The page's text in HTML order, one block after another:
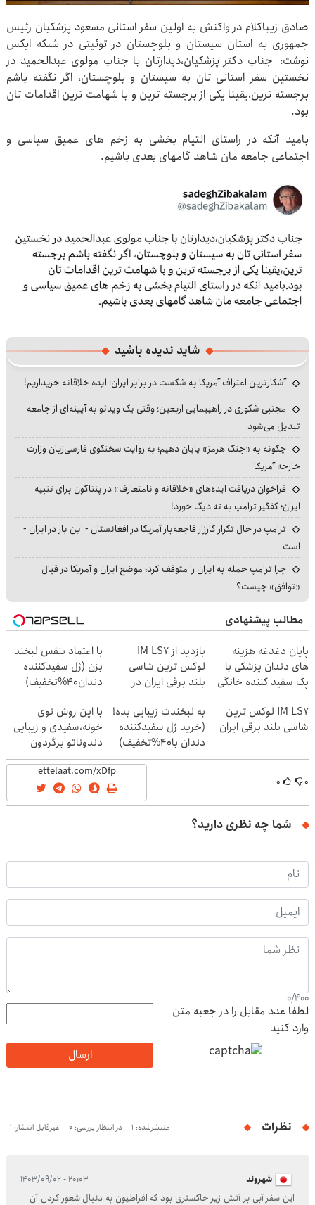
صادق زیباکلام در واکنش به اولین سفر استانی مسعود پزشکیان رئیس
جمهوری به استان سیستان و بلوچستان در توئیتی در شبکه ایکس
نوشت: جناب دکتر پزشکیان،دیدارتان با جناب مولوی عبدالحمید در
نخستین سفر استانی تان به سیستان و بلوچستان، اگر نگفته باشم
برجسته ترین،یقینا یکی از برجسته ترین و با شهامت ترین اقدامات تان
بود.
بامید آنکه در راستای التیام بخشی به زخم های عمیق سیاسی و
اجتماعی جامعه مان شاهد گامهای بعدی باشیم.
شاید ندیده باشید
آشکارترین اعتراف آمریکا به شکست در برابر ایران؛ ایده خلاقانه خریداریم!
مجتبی شکوری در راهپیمایی اربعین؛ وقتی یک ویدئو به آیینه‌ای از جامعه
تبدیل می‌شود
چگونه به «جنگ هرمز» پایان دهیم؛ به روایت سخنگوی فارسی‌زبان وزارت
خارجه آمریکا
فراخوان دریافت ایده‌های «خلاقانه و نامتعارف» در پنتاگون برای تنبیه
ایران؛ کفگیر ترامپ به ته دیگ خورد!
ترامپ در حال تکرار کارزار فاجعه‌بار آمریکا در افغانستان - این بار در ایران -
است
چرا ترامپ حمله به ایران را متوقف کرد؛ موضع ایران و آمریکا در قبال
«توافق» چیست؟
مطالب پیشنهادی
پایان دغدغه هزینه
های دندان پزشکی با
پک سفید کننده خانگی
بازدید از IM LS7
لوکس ترین شاسی
بلند برقی ایران در
با اعتماد بنفس لبخند
بزن (ژل سفیدکننده
دندان40%تخفیف)
IM LS7 لوکس ترین
شاسی بلند برقی ایران
به لبخندت زیبایی بده!
(خرید ژل سفیدکننده
دندان با40%تخفیف)
با این روش توی
خونه،سفیدی و زیبایی
دندوناتو برگردون
(40%off)
۰ ۰
شما چه نظری دارید؟
0/400
لطفا عدد مقابل را در جعبه متن
وارد کنید
ارسال
نظرات منتشرشده: 1 در انتظار بررسی: 0 غیرقابل انتشار: 1
شهروند ۲۰:۰۳ - ۱۴۰۳/۰۹/۰۲
این سفر آبی بر آتش زیر خاکستری بود که افراطیون به دنبال شعور کردن آن